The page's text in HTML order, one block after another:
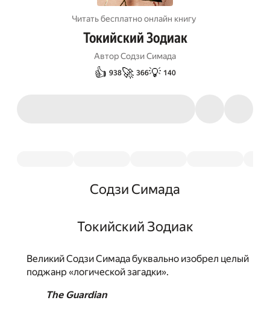
Читать бесплатно онлайн книгу
Токийский Зодиак
АвторСодзи Симада
👍 938🚀 366💡 140
Содзи Симада
Токийский Зодиак
Великий Содзи Симада буквально изобрел целый
поджанр «логической загадки».
The Guardian